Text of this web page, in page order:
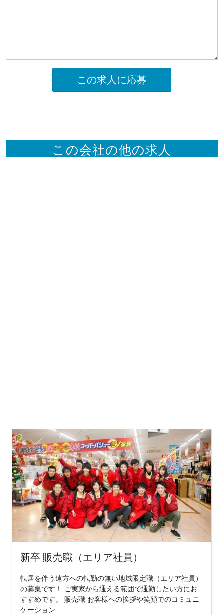
この求人に応募
この会社の他の求人
新卒 販売職（エリア社員）
転居を伴う遠方への転勤の無い地域限定職（エリア社員）
の募集です！ ご実家から通える範囲で通勤したい方にお
すすめです。 販売職 お客様への挨拶や笑顔でのコミュニ
ケーション